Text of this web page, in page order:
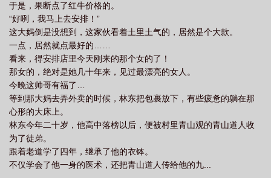
于是，果断点了红牛价格的。
“好咧，我马上去安排！”
这大妈倒是没想到，这家伙看着土里土气的，居然是个大款。
一点，居然就点最好的……
看来，得安排店里今天刚来的那个女的了！
那女的，绝对是她几十年来，见过最漂亮的女人。
今晚这帅哥有福了…
等到那大妈去弄外卖的时候，林东把包裹放下，有些疲惫的躺在那
心形的大床上。
林东今年二十岁，他高中落榜以后，便被村里青山观的青山道人收
为了徒弟。
跟着老道学了四年，继承了他的衣钵。
不仅学会了他一身的医术，还把青山道人传给他的九...